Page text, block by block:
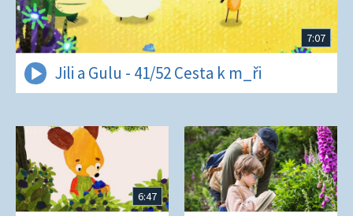
7:07
Jili a Gulu - 41/52 Cesta k m_ři
6:47